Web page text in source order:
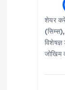
शेयर
जोखिम